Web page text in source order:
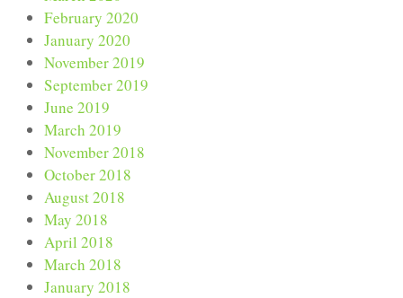
February 2020
January 2020
November 2019
September 2019
June 2019
March 2019
November 2018
October 2018
August 2018
May 2018
April 2018
March 2018
January 2018